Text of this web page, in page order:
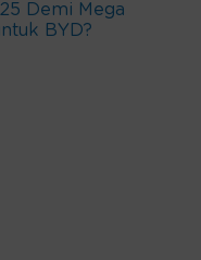
Demi Mega
BYD?